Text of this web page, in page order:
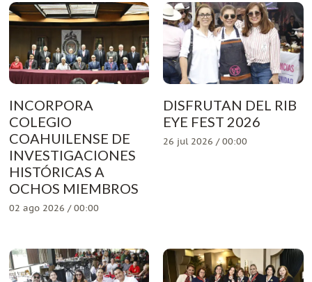
INCORPORA
COLEGIO
COAHUILENSE DE
INVESTIGACIONES
HISTÓRICAS A
OCHOS MIEMBROS
02 ago 2026 / 00:00
DISFRUTAN DEL RIB
EYE FEST 2026
26 jul 2026 / 00:00